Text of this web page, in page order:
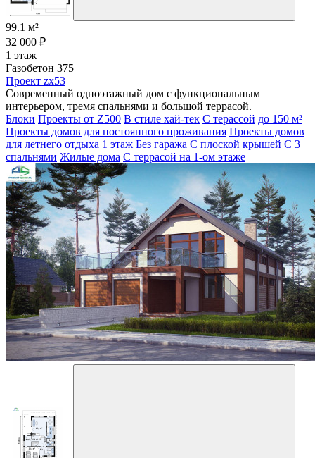
99.1 м²
32 000 ₽
1 этаж
Газобетон 375
Проект zx53
Современный одноэтажный дом с функциональным
интерьером, тремя спальнями и большой террасой.
Блоки Проекты от Z500 В стиле хай-тек С терассой до 150 м²
Проекты домов для постоянного проживания Проекты домов
для летнего отдыха 1 этаж Без гаража С плоской крышей С 3
спальнями Жилые дома С террасой на 1-ом этаже